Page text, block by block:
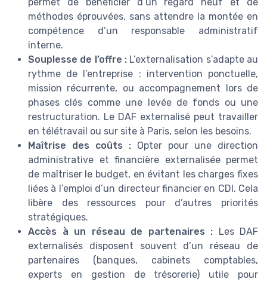
méthodes éprouvées, sans attendre la montée en
compétence d’un responsable administratif
interne.
Souplesse de l’offre : L’externalisation s’adapte au
rythme de l’entreprise : intervention ponctuelle,
mission récurrente, ou accompagnement lors de
phases clés comme une levée de fonds ou une
restructuration. Le DAF externalisé peut travailler
en télétravail ou sur site à Paris, selon les besoins.
Maîtrise des coûts : Opter pour une direction
administrative et financière externalisée permet
de maîtriser le budget, en évitant les charges fixes
liées à l’emploi d’un directeur financier en CDI. Cela
libère des ressources pour d’autres priorités
stratégiques.
Accès à un réseau de partenaires : Les DAF
externalisés disposent souvent d’un réseau de
partenaires (banques, cabinets comptables,
experts en gestion de trésorerie) utile pour